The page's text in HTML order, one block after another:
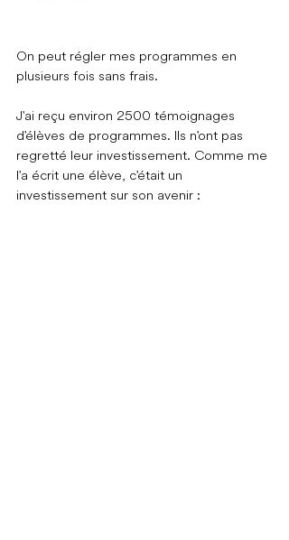
On peut régler mes programmes en
plusieurs fois sans frais.
J'ai reçu environ 2500 témoignages
d'élèves de programmes. Ils n'ont pas
regretté leur investissement. Comme me
l'a écrit une élève, c'était un
investissement sur son avenir :